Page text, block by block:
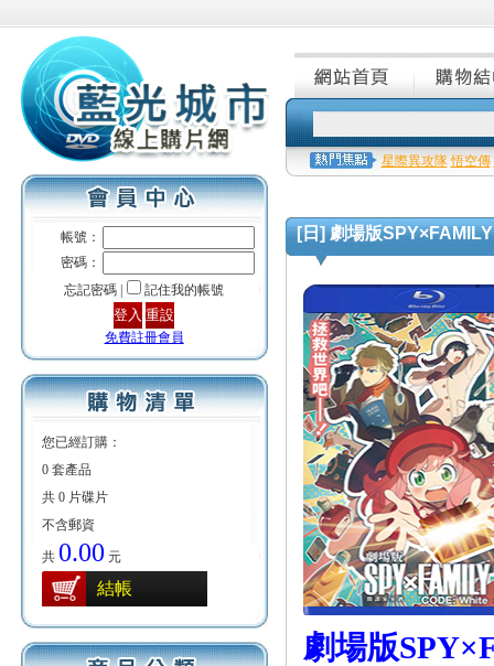
帳號：
密碼：
忘記密碼 |
記住我的帳號
免費註冊會員
您已經訂購：
0 套產品
共 0 片碟片
不含郵資
共 0.00 元
結帳
星際異攻隊 悟空傳
[日] 劇場版
劇場版